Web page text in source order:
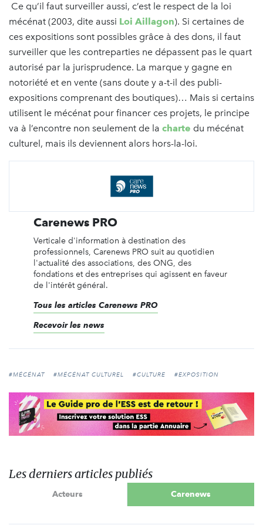
Ce qu’il faut surveiller aussi, c’est le respect de la loi
mécénat (2003, dite aussi Loi Aillagon). Si certaines de
ces expositions sont possibles grâce à des dons, il faut
surveiller que les contreparties ne dépassent pas le quart
autorisé par la jurisprudence. La marque y gagne en
notoriété et en vente (sans doute y a-t-il des publi-
expositions comprenant des boutiques)… Mais si certains
utilisent le mécénat pour financer ces projets, le principe
va à l’encontre non seulement de la charte du mécénat
culturel, mais ils deviennent alors hors-la-loi.
Carenews PRO
Verticale d'information à destination des
professionnels, Carenews PRO suit au quotidien
l'actualité des associations, des ONG, des
fondations et des entreprises qui agissent en faveur
de l'intérêt général.
Tous les articles Carenews PRO
Recevoir les news
#MÉCÉNAT #MÉCÉNAT CULTUREL #CULTURE #EXPOSITION
Les derniers articles publiés
Acteurs Carenews